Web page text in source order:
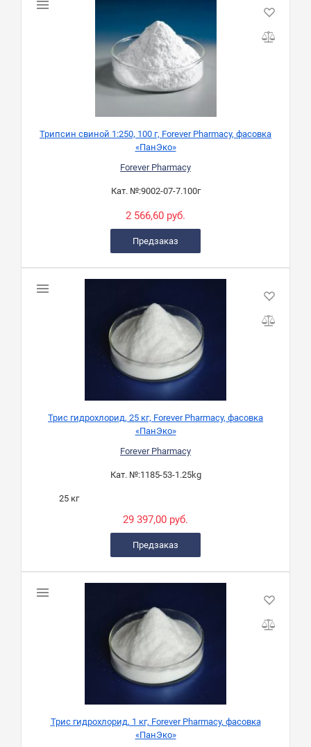
Трипсин свиной 1:250, 100 г, Forever Pharmacy, фасовка
«ПанЭко»
Forever Pharmacy
Кат. №:9002-07-7.100г
2 566,60 руб.
Предзаказ
Трис гидрохлорид, 25 кг, Forever Pharmacy, фасовка
«ПанЭко»
Forever Pharmacy
Кат. №:1185-53-1.25kg
25 кг
29 397,00 руб.
Предзаказ
Трис гидрохлорид, 1 кг, Forever Pharmacy, фасовка
«ПанЭко»